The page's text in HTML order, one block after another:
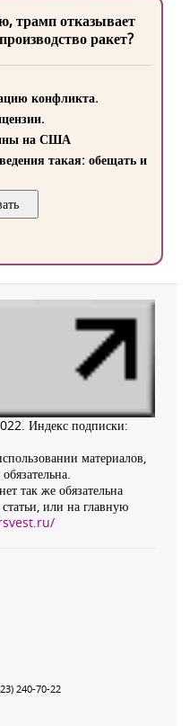
трамп отказывает
ракет?
конфликта.
на США
такая: обещать и
Индекс подписки:
материалов,
так же обязательна
или на главную
240-70-22